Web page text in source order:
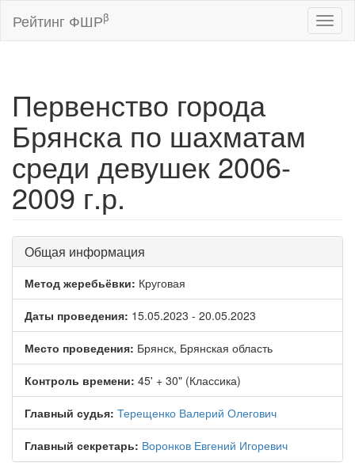
Рейтинг ФШРβ
Первенство города
Брянска по шахматам
среди девушек 2006-
2009 г.р.
Общая информация
Метод жеребьёвки: Круговая
Даты проведения: 15.05.2023 - 20.05.2023
Место проведения: Брянск, Брянская область
Контроль времени: 45' + 30" (Классика)
Главный судья: Терещенко Валерий Олегович
Главный секретарь: Воронков Евгений Игоревич